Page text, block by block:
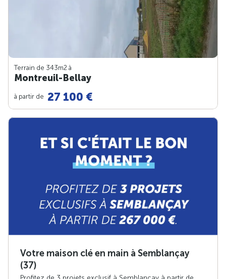
Terrain de 343m2 à
Montreuil-Bellay
à partir de 27 100 €
Votre maison clé en main à Semblançay
(37)